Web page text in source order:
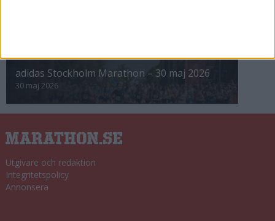
adidas Stockholm Marathon – 30 maj 2026
30 maj 2026
Utgivare och redaktion
Integritetspolicy
Annonsera